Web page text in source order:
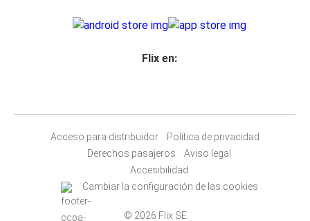
Flix en:
Acceso para distribuidor
Política de privacidad
Derechos pasajeros
Aviso legal
Accesibilidad
Cambiar la configuración de las cookies
© 2026 Flix SE